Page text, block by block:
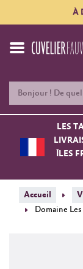
À
LES
ÎLES
Accueil
Domaine